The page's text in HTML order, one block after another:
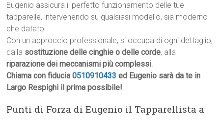
Eugenio assicura il perfetto funzionamento delle tue
tapparelle, intervenendo su qualsiasi modello, sia moderno
che datato.
Con un approccio professionale, si occupa di ogni dettaglio,
dalla sostituzione delle cinghie o delle corde, alla
riparazione dei meccanismi più complessi.
Chiama con fiducia0510910433 ed Eugenio sarà da te in
Largo Respighi il prima possibile!
Punti di Forza di Eugenio il Tapparellista a